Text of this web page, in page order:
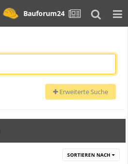
Bauforum24
Erweiterte Suche
SORTIEREN NACH